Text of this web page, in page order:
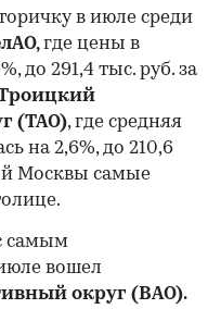
в июле среди
где цены в
до 291,4 тыс. руб. за
(ТАО), где средняя
на 2,6%, до 210,6
Москвы самые
самым
вошел
округ (ВАО).